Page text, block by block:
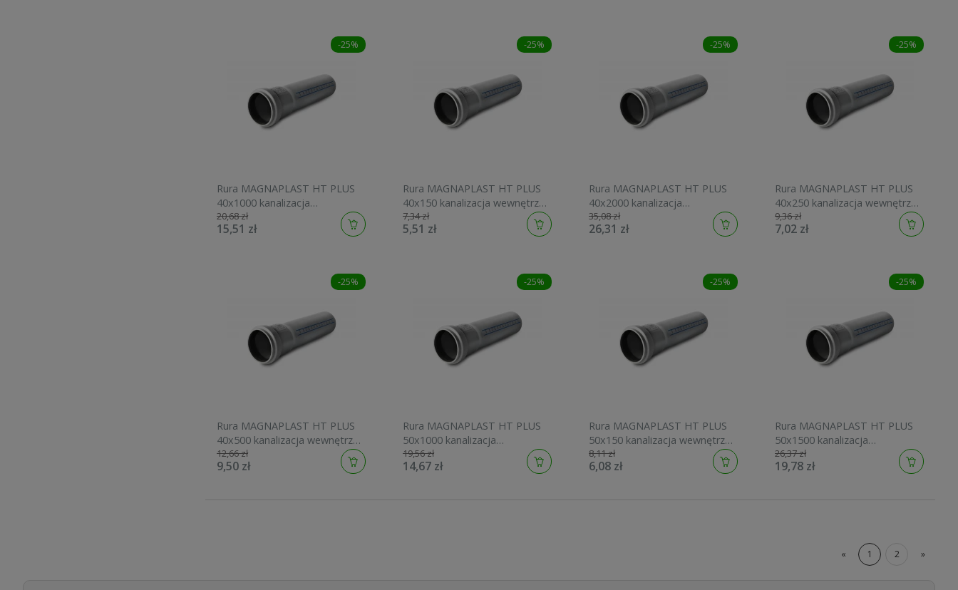
-25%
Rura MAGNAPLAST HT PLUS
40x1000 kanalizacja
wewnętrzna 10140
20,68 zł
15,51 zł
-25%
Rura MAGNAPLAST HT PLUS
40x150 kanalizacja wewnętrzna
10100
7,34 zł
5,51 zł
-25%
Rura MAGNAPLAST HT PLUS
40x2000 kanalizacja
wewnętrzna 10160
35,08 zł
26,31 zł
-25%
Rura MAGNAPLAST HT PLUS
40x250 kanalizacja wewnętrzna
10110
9,36 zł
7,02 zł
-25%
Rura MAGNAPLAST HT PLUS
40x500 kanalizacja wewnętrzna
10120
12,66 zł
9,50 zł
-25%
Rura MAGNAPLAST HT PLUS
50x1000 kanalizacja
wewnętrzna 10240
19,56 zł
14,67 zł
-25%
Rura MAGNAPLAST HT PLUS
50x150 kanalizacja wewnętrzna
10200
8,11 zł
6,08 zł
-25%
Rura MAGNAPLAST HT PLUS
50x1500 kanalizacja
wewnętrzna 10250
26,37 zł
19,78 zł
« 1 2 »